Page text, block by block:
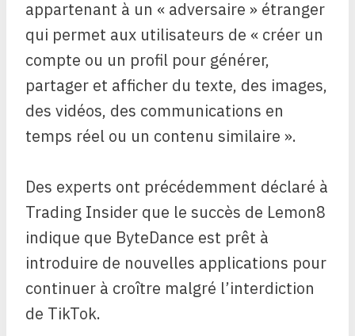
appartenant à un « adversaire » étranger
qui permet aux utilisateurs de « créer un
compte ou un profil pour générer,
partager et afficher du texte, des images,
des vidéos, des communications en
temps réel ou un contenu similaire ».
Des experts ont précédemment déclaré à
Trading Insider que le succès de Lemon8
indique que ByteDance est prêt à
introduire de nouvelles applications pour
continuer à croître malgré l’interdiction
de TikTok.